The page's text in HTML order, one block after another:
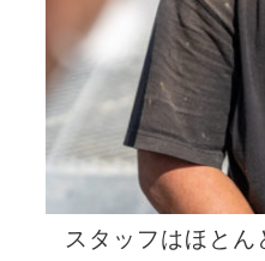
スタッフはほと